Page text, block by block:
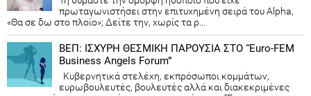
πρωταγωνιστήσει στην επιτυχημένη σειρά του Alpha,
«Θα σε δω στο πλοίο»; Δείτε την, χωρίς τα ρ...
ΒΕΠ: ΙΣΧΥΡΗ ΘΕΣΜΙΚΗ ΠΑΡΟΥΣΙΑ ΣΤΟ “Euro-FEM
Business Angels Forum”
Κυβερνητικά στελέχη, εκπρόσωποι κομμάτων,
ευρωβουλευτές, βουλευτές αλλά και διακεκριμένες